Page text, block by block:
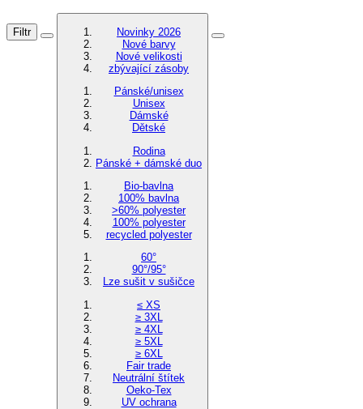
Filtr
Novinky 2026
Nové barvy
Nové velikosti
zbývající zásoby
Pánské/unisex
Unisex
Dámské
Dětské
Rodina
Pánské + dámské duo
Bio-bavlna
100% bavlna
>60% polyester
100% polyester
recycled polyester
60°
90°/95°
Lze sušit v sušičce
≤ XS
≥ 3XL
≥ 4XL
≥ 5XL
≥ 6XL
Fair trade
Neutrální štítek
Oeko-Tex
UV ochrana